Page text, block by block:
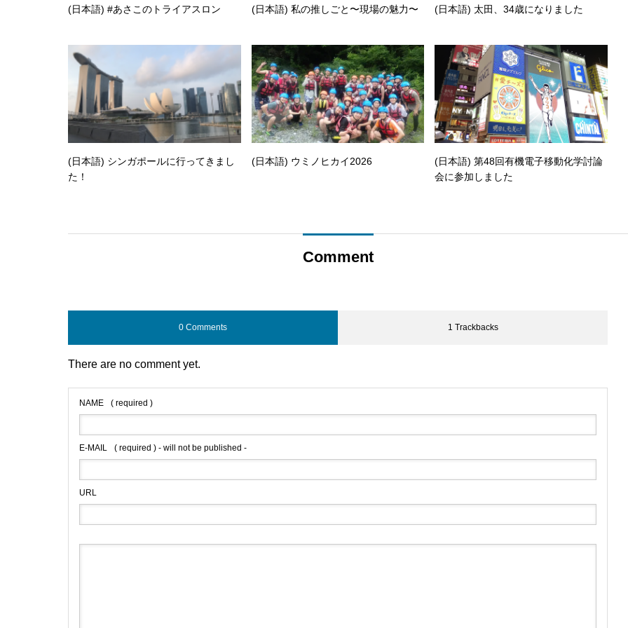
(日本語) #あさこのトライアスロン (日本語) 私の推しごと〜現場の魅力〜 (日本語) 太田、34歳になりました
(日本語) シンガポールに行ってきまし
た！
(日本語) ウミノヒカイ2026
(日本語) 第48回有機電子移動化学討論
会に参加しました
Comment
0 Comments 1 Trackbacks
There are no comment yet.
NAME ( required )
E-MAIL ( required ) - will not be published -
URL